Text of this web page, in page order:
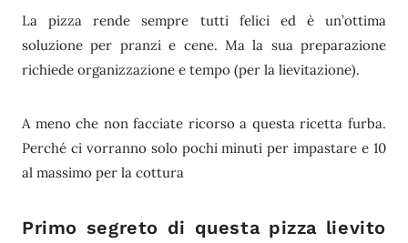
La pizza rende sempre tutti felici ed è un’ottima
soluzione per pranzi e cene. Ma la sua preparazione
richiede organizzazione e tempo (per la lievitazione).
A meno che non facciate ricorso a questa ricetta furba.
Perché ci vorranno solo pochi minuti per impastare e 10
al massimo per la cottura
Primo segreto di questa pizza lievito